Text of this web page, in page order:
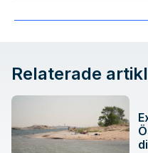
Relaterade